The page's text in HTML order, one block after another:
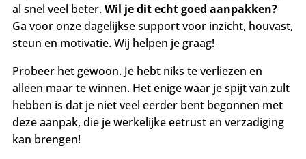
al snel veel beter.Wil je dit echt goed aanpakken?
Ga voor onze dagelijkse supportvoor inzicht, houvast,
steun en motivatie. Wij helpen je graag!
Probeer het gewoon. Je hebt niks te verliezen en
alleen maar te winnen. Het enige waar je spijt van zult
hebben is dat je niet veel eerder bent begonnen met
deze aanpak, die je werkelijke eetrust en verzadiging
kan brengen!